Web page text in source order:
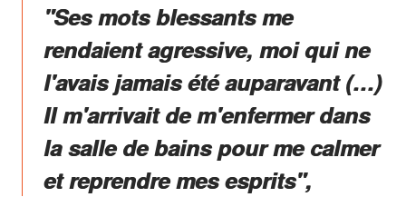
"Ses mots blessants me
rendaient agressive, moi qui ne
l'avais jamais été auparavant (…)
Il m'arrivait de m'enfermer dans
la salle de bains pour me calmer
et reprendre mes esprits",